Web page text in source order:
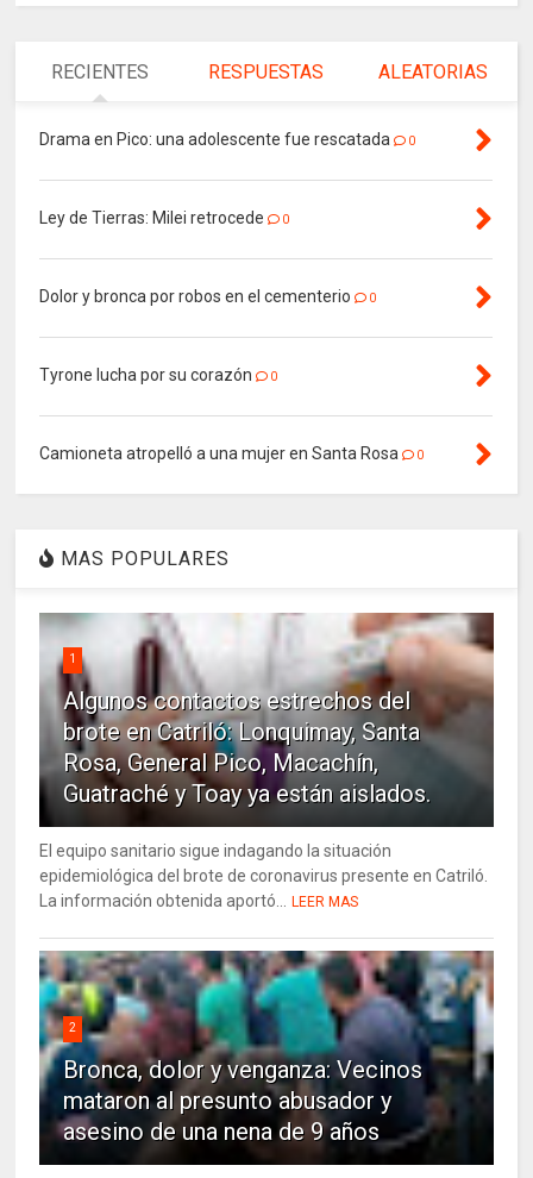
RECIENTES RESPUESTAS ALEATORIAS
Drama en Pico: una adolescente fue rescatada 0
Ley de Tierras: Milei retrocede 0
Dolor y bronca por robos en el cementerio 0
Tyrone lucha por su corazón 0
Camioneta atropelló a una mujer en Santa Rosa 0
MAS POPULARES
1
Algunos contactos estrechos del
brote en Catriló: Lonquimay, Santa
Rosa, General Pico, Macachín,
Guatraché y Toay ya están aislados.
El equipo sanitario sigue indagando la situación
epidemiológica del brote de coronavirus presente en Catriló.
La información obtenida aportó...
LEER MAS
2
Bronca, dolor y venganza: Vecinos
mataron al presunto abusador y
asesino de una nena de 9 años